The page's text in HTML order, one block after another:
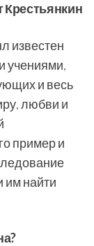
Крестьянкин
известен
учениями,
и весь
любви и
пример и
им найти